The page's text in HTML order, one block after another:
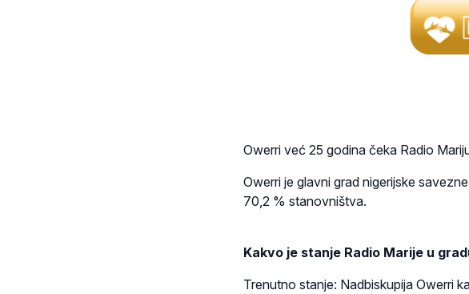
Owerri već 25 godina čeka Radio
Owerri je glavni grad nigerijske
70,2 % stanovništva.
Kakvo je stanje Radio Marije u
Trenutno stanje: Nadbiskupija Owerri